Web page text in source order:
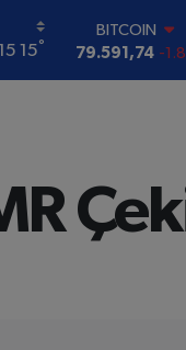
15°
BITCOIN
79.591,74 -
61,60380
G.ALTIN
6862,09000